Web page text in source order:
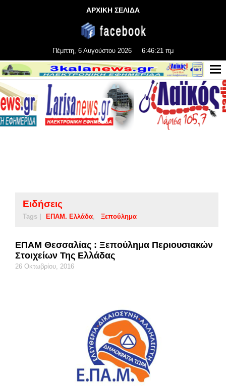
ΑΡΧΙΚΗ ΣΕΛΙΔΑ
Πέμπτη, 6 Αυγούστου 2026 6:46:22 πμ
Ειδήσεις
Tags | ΕΠΑΜ. Ελλάδα Ξεπούλημα
ΕΠΑΜ Θεσσαλίας : Ξεπούλημα Περιουσιακών
Στοιχείων Της Ελλάδας
26 Οκτωβρίου, 2016